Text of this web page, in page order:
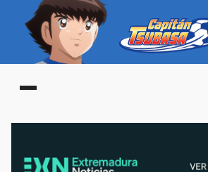
Main menu